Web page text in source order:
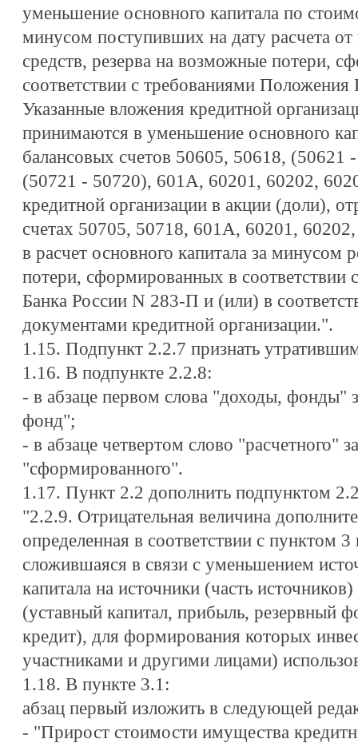
уменьшение основного капитала по
минусом поступивших на дату расчета от
средств, резерва на возможные потери,
соответствии с требованиями
Указанные вложения кредитной
принимаются в уменьшение основного
балансовых счетов 50605, 50618, (50621
(50721 - 50720), 601А, 60201, 60202,
кредитной организации в акции (доли),
счетах 50705, 50718, 601А, 60201,
в расчет основного капитала за минусом
потери, сформированных в соответствии
Банка России N 283-П и (или) в
документами кредитной организации.".
1.15. Подпункт 2.2.7 признать
1.16. В подпункте 2.2.8:
- в абзаце первом слова "доходы, фонды"
фонд";
- в абзаце четвертом слово "расчетного"
"сформированного".
1.17. Пункт 2.2 дополнить подпунктом
"2.2.9. Отрицательная величина
определенная в соответствии с пунктом
сложившаяся в связи с уменьшением
капитала на источники (часть
(уставный капитал, прибыль, резервный
кредит), для формирования которых
участниками и другими лицами)
1.18. В пункте 3.1:
абзац первый изложить в следующей
- "Прирост стоимости имущества